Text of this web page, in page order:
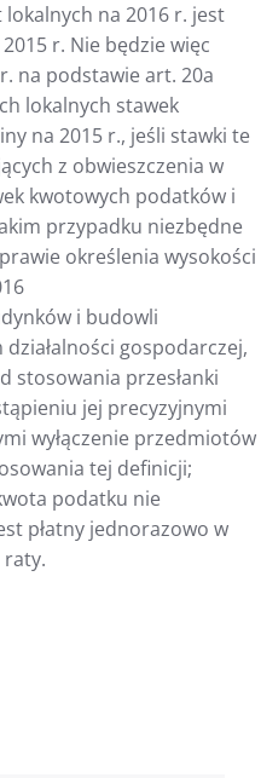
na 2016 r. jest
r. Nie będzie więc
na podstawie art. 20a
lokalnych stawek
na 2015 r., jeśli stawki te
z obwieszczenia w
kwotowych podatków i
przypadku niezbędne
określenia wysokości
i budowli
gospodarczej,
stosowania przesłanki
jej precyzyjnymi
wyłączenie przedmiotów
tej definicji;
podatku nie
płatny jednorazowo w
raty.